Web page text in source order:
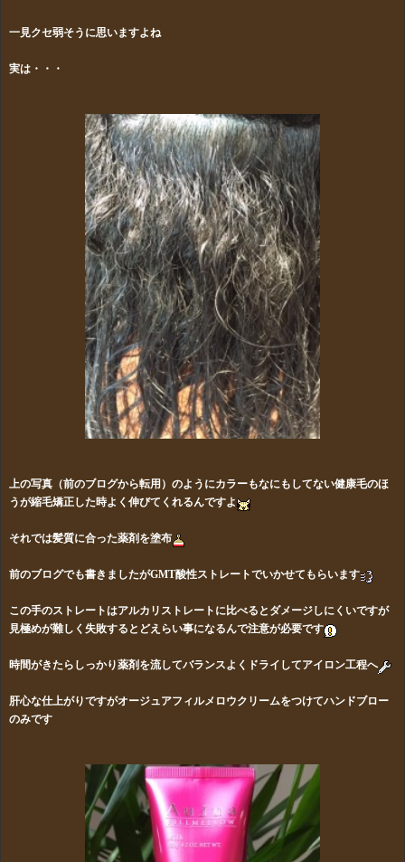
一見クセ弱そうに思いますよね
実は・・・
上の写真（前のブログから転用）のようにカラーもなにもしてない健康毛のほ
うが縮毛矯正した時よく伸びてくれるんですよ
それでは髪質に合った薬剤を塗布
前のブログでも書きましたがGMT酸性ストレートでいかせてもらいます
この手のストレートはアルカリストレートに比べるとダメージしにくいですが
見極めが難しく失敗するとどえらい事になるんで注意が必要です
時間がきたらしっかり薬剤を流してバランスよくドライしてアイロン工程へ
肝心な仕上がりですがオージュアフィルメロウクリームをつけてハンドブロー
のみです